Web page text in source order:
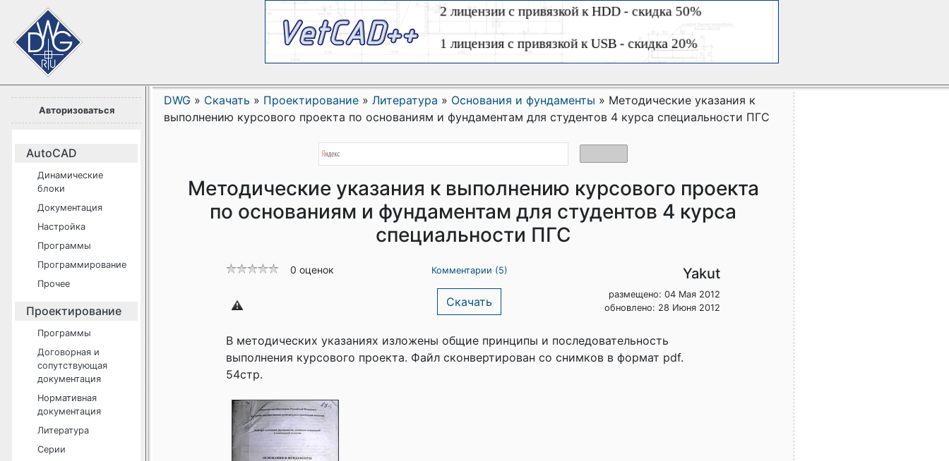
Авторизоваться
AutoCAD
Динамические
блоки
Документация
Настройка
Программы
Программирование
Прочее
Проектирование
Программы
Договорная и
сопутствующая
документация
Нормативная
документация
Литература
Серии
DWG » Скачать » Проектирование » Литература » Основания и фундаменты » Методические указания к
выполнению курсового проекта по основаниям и фундаментам для студентов 4 курса специальности ПГС
Методические указания к выполнению курсового проекта
по основаниям и фундаментам для студентов 4 курса
специальности ПГС
0 оценок Комментарии (5)
Скачать
Yakut
размещено: 04 Мая 2012
обновлено: 28 Июня 2012
В методических указаниях изложены общие принципы и последовательность
выполнения курсового проекта. Файл сконвертирован со снимков в формат pdf.
54cтр.